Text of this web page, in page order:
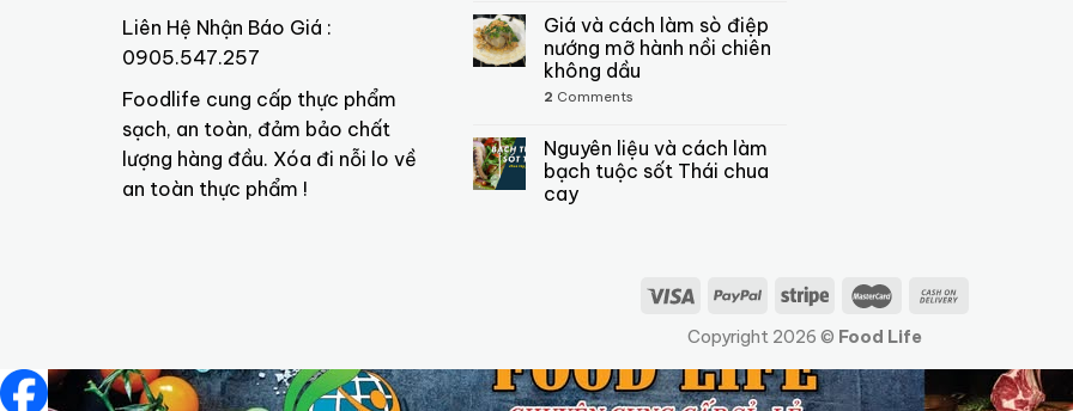
Liên Hệ Nhận Báo Giá :
0905.547.257
Foodlife cung cấp thực phẩm
sạch, an toàn, đảm bảo chất
lượng hàng đầu. Xóa đi nỗi lo về
an toàn thực phẩm !
Giá và cách làm sò điệp
nướng mỡ hành nồi chiên
không dầu
2 Comments
Nguyên liệu và cách làm
bạch tuộc sốt Thái chua
cay
Copyright 2026 © Food Life